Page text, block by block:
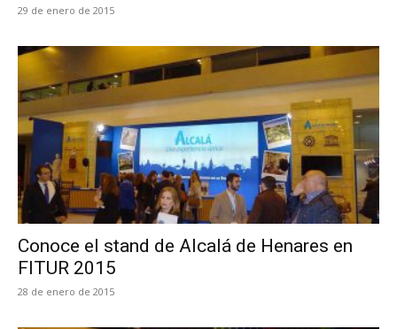
29 de enero de 2015
Conoce el stand de Alcalá de Henares en
FITUR 2015
28 de enero de 2015